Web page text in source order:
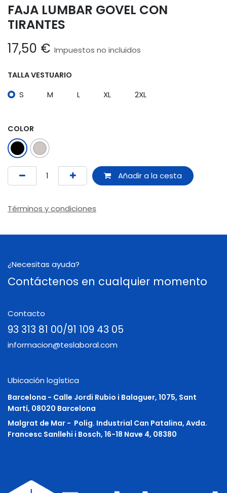
FAJA LUMBAR GOVEL CON
TIRANTES
17,50 € Impuestos no incluidos
TALLA VESTUARIO
S M L XL 2XL
COLOR
Añadir a la cesta
Términos y condiciones
¿Necesitas ayuda?
Contáctenos en cualquier momento
Contacto
93 313 81 00/91 109 43 05
informacion@teslaboral.com
Ubicación logística
Barcelona - Calle Jordi Rubio i Balaguer, 1075, Sant
Martí, 08020 Barcelona
Malgrat de Mar - Polig. Industrial Can Patalina, Avda.
Francesc Sanllehi i Bosch, 16-18 Nave 4, 08380